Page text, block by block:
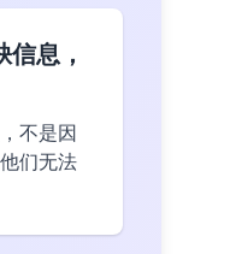
息，
不是因
们无法